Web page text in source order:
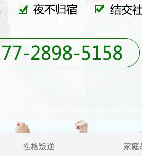
性格叛逆 家庭